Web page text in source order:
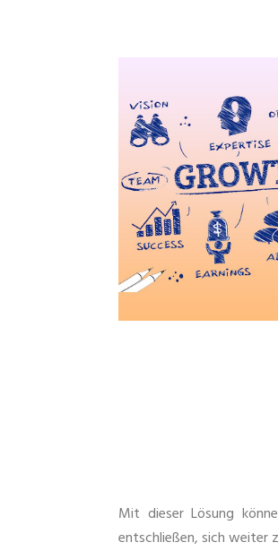
Mit dieser Lösung
entschließen, sich weiter